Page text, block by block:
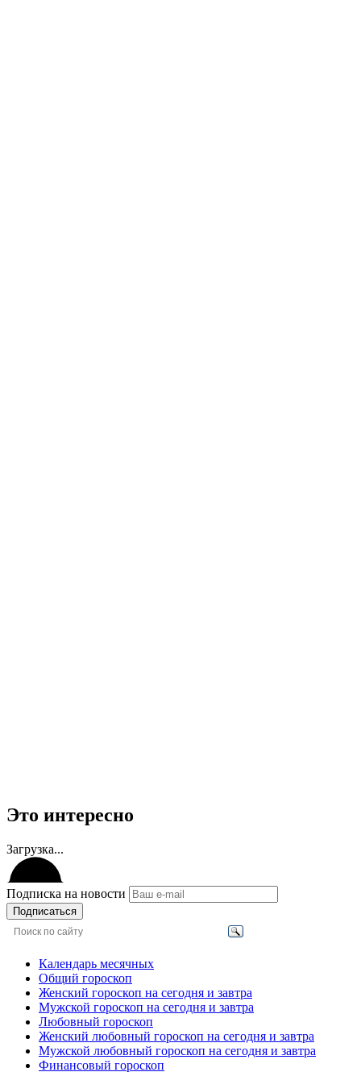
Это интересно
Загрузка...
Подписка на новости
Подписаться
Календарь месячных
Общий гороскоп
Женский гороскоп на сегодня и завтра
Мужской гороскоп на сегодня и завтра
Любовный гороскоп
Женский любовный гороскоп на сегодня и завтра
Мужской любовный гороскоп на сегодня и завтра
Финансовый гороскоп